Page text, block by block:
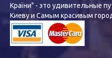
Країни" - это удивительные
Киеву и Самым красивым